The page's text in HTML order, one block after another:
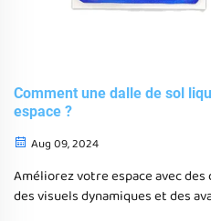
Comment une dalle de sol
espace ?
Aug 09, 2024
Améliorez votre espace avec
des visuels dynamiques et des